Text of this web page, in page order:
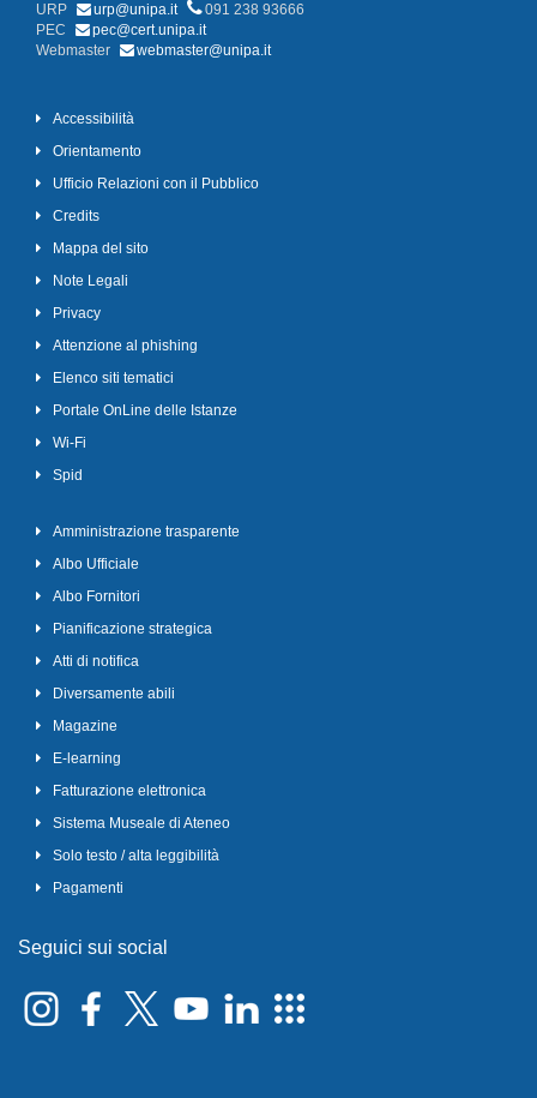
URP
urp@unipa.it
091 238 93666
PEC
pec@cert.unipa.it
Webmaster
webmaster@unipa.it
Accessibilità
Orientamento
Ufficio Relazioni con il Pubblico
Credits
Mappa del sito
Note Legali
Privacy
Attenzione al phishing
Elenco siti tematici
Portale OnLine delle Istanze
Wi-Fi
Spid
Amministrazione trasparente
Albo Ufficiale
Albo Fornitori
Pianificazione strategica
Atti di notifica
Diversamente abili
Magazine
E-learning
Fatturazione elettronica
Sistema Museale di Ateneo
Solo testo / alta leggibilità
Pagamenti
Seguici sui social